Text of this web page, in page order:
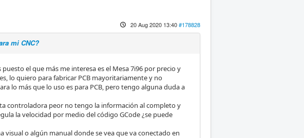
20 Aug 2020 13:40#178828
mi CNC?
el que más me interesa es el Mesa 7i96 por precio y
lo quiero para fabricar PCB mayoritariamente y no
lo más que lo uso es para PCB, pero tengo alguna duda a
controladora peor no tengo la información al completo y
la velocidad por medio del código GCode ¿se puede
visual o algún manual donde se vea que va conectado en